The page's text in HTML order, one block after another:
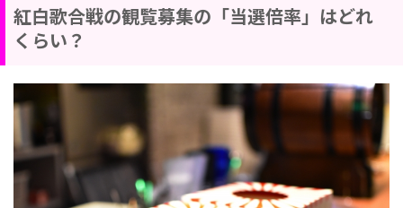
紅白歌合戦の観覧募集の「当選倍率」はどれ
くらい？